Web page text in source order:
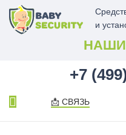
и
+7
📩 СВЯЗЬ